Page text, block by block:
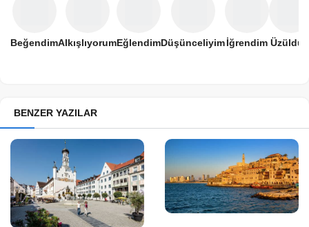
BeğendimAlkışlıyorumEğlendimDüşünceliyimİğrendim
BENZER YAZILAR